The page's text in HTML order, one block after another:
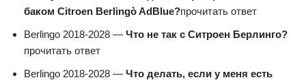
баком Citroen Berlingò AdBlue?прочитать ответ
Berlingo 2018-2028 — Что не так с Ситроен Берлинго?
прочитать ответ
Berlingo 2018-2028 — Что делать, если у меня есть